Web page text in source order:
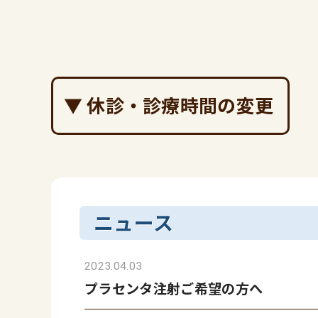
▼ 休診・診療時間の変更
ニュース
2023.04.03
プラセンタ注射ご希望の方へ